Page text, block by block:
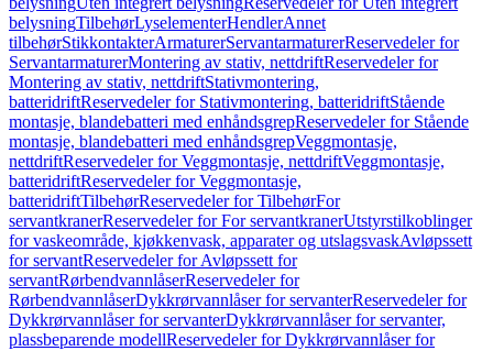
belysningTilbehørLyselementerHendlerAnnet
tilbehørStikkontakterArmaturerServantarmaturerReservedeler for
ServantarmaturerMontering av stativ, nettdriftReservedeler for
Montering av stativ, nettdriftStativmontering,
batteridriftReservedeler for Stativmontering, batteridriftStående
montasje, blandebatteri med enhåndsgrepReservedeler for Stående
montasje, blandebatteri med enhåndsgrepVeggmontasje,
nettdriftReservedeler for Veggmontasje, nettdriftVeggmontasje,
batteridriftReservedeler for Veggmontasje,
batteridriftTilbehørReservedeler for TilbehørFor
servantkranerReservedeler for For servantkranerUtstyrstilkoblinger
for vaskeområde, kjøkkenvask, apparater og utslagsvaskAvløpssett
for servantReservedeler for Avløpssett for
servantRørbendvannlåserReservedeler for
RørbendvannlåserDykkrørvannlåser for servanterReservedeler for
Dykkrørvannlåser for servanterDykkrørvannlåser for servanter,
plassbeparende modellReservedeler for Dykkrørvannlåser for